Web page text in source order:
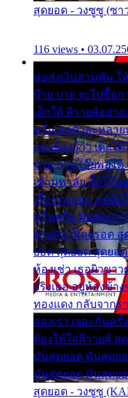
สุดยอด - วงซูซู (ซา
116 views •
พ่อส่งเงินสามพัน ใ
บ๊าย บาย จะไปซื้อก
เด็กใต้ ลีวายส์อย่า
หวั่น ตกตัวละหลาย
และต้องรู้ว่า เด็กใ
ยวน กวนโอ๊ยพอได้
เข้ามหาลัย จิ๊กโก๊ม
เรื่องแน่นอน แต่ฉัน
พรั่นพรือ มันตอบว่า
ด้วยกัน ก็เลยรอด
ยอด สุดยอด สุดยอ
ห้องเช่า เธอผิวขา
จริงเธอ อยู่ห้องข้า
ทองแดง กลับจากร
สองเรา เจอะกันครั้
ต้องให้ใส่ลีวายส์
มันสุดยอด มันสุดย
มันสุดยอด มันสุดย
สุดยอด - วงซูซู